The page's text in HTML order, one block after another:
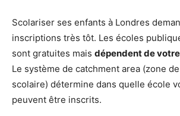
Scolariser ses enfants à Londres
inscriptions très tôt. Les écoles
sont gratuites mais dépendent de
Le système de catchment area (zone
scolaire) détermine dans quelle école
peuvent être inscrits.